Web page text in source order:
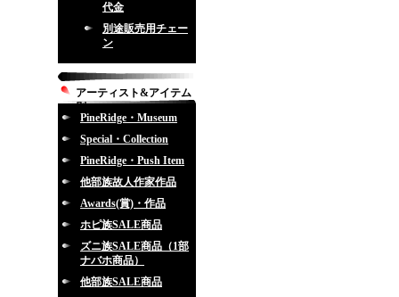
代金
別途販売用チェー
ン
アーティスト&アイテム
別
PineRidge・Museum
Special・Collection
PineRidge・Push Item
他部族故人作家作品
Awards(賞)・作品
ホピ族SALE商品
ズニ族SALE商品（1部
ナバホ商品）
他部族SALE商品